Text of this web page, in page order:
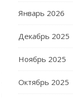
Январь 2026
Декабрь 2025
Ноябрь 2025
Октябрь 2025